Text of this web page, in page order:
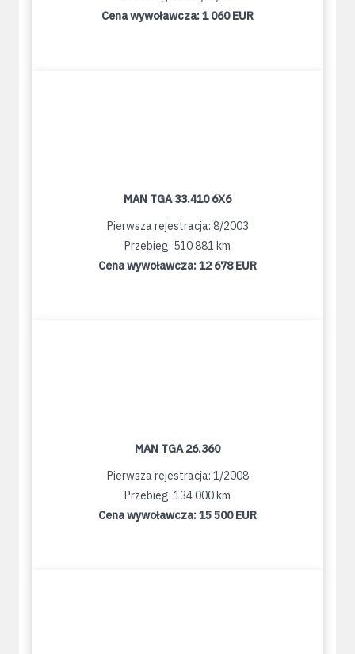
Cena wywoławcza:1 060 EUR
MAN TGA 33.410 6X6
Pierwsza rejestracja: 8/2003
Przebieg: 510 881 km
Cena wywoławcza:12 678 EUR
MAN TGA 26.360
Pierwsza rejestracja: 1/2008
Przebieg: 134 000 km
Cena wywoławcza:15 500 EUR